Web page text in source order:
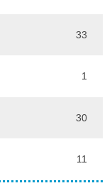
33
1
30
11